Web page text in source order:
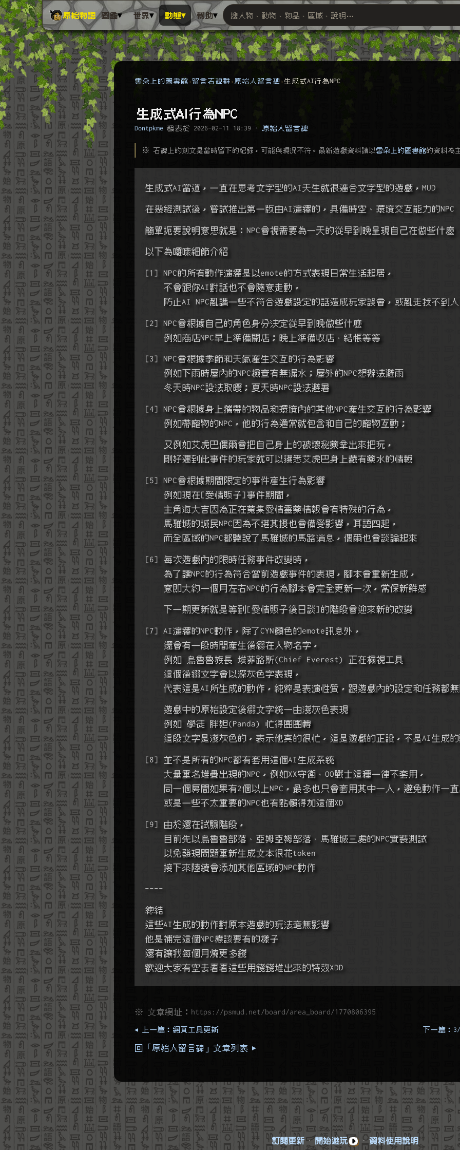
原始物語 圖鑑▾ 世界▾ 動態▾ 幫助▾
搜尋萬物索引
搜人物、動物、物品、區域、說明⋯
雲朵上的圖書館 留言石碑群 原始人留言碑 生成式AI行為NPC
生成式AI行為NPC
Dontpkme 發表於 2026-02-11 18:39 · 原始人留言碑
※ 石碑上的刻文是當時留下的紀錄，可能與現況不符。最新遊戲資料請以 雲朵上的圖書館的資料為
生成式AI當道，一直在思考文字型的AI天生就很適合文字型的遊戲，MUD
在幾經測試後，嘗試推出第一版由AI演繹的，具備時空、環境交互能力的NPC
簡單扼要說明意思就是：NPC會視需要為一天的從早到晚呈現自己在做些什麼
以下為囉嗦細節介紹
[1] NPC的所有動作演繹是以emote的方式表現日常生活起居，
    不會跟你AI對話也不會隨意走動，
    防止AI NPC亂講一些不符合遊戲設定的話造成玩家誤會，或亂走找不到人
[2] NPC會根據自己的角色身分決定從早到晚做些什麼
    例如商店NPC早上準備開店；晚上準備收店、結帳等等
[3] NPC會根據季節和天氣產生交互的行為影響
    例如下雨時屋內的NPC檢查有無漏水；屋外的NPC想辦法避雨
    冬天時NPC設法取暖；夏天時NPC設法避暑
[4] NPC會根據身上攜帶的物品和環境內的其他NPC產生交互的行為影響
    例如帶寵物的NPC，他的行為通常就包含和自己的寵物互動；
    又例如艾虎巴偶爾會把自己身上的破壞秘藥拿出來把玩，
    剛好遇到此事件的玩家就可以獲悉艾虎巴身上藏有藥水的情報
[5] NPC會根據期間限定的事件產生行為影響
    例如現在[愛情販子]事件期間，
    主角海大吉因為正在蒐集愛情靈藥情報會有特殊的行為，
    馬雅城的城民NPC因為不堪其擾也會備受影響，耳語四起，
    而全區域的NPC都聽說了馬雅城的馬路消息，偶爾也會談論起來
[6] 每次遊戲內的限時任務事件改變時，
    為了讓NPC的行為符合當前遊戲事件的表現，腳本會重新生成，
    意即大約一個月左右NPC的行為腳本會完全更新一次，常保新鮮感
    下一期更新就是等到[愛情販子後日談]的階段會迎來新的改變
[7] AI演繹的NPC動作，除了CYN顏色的emote訊息外，
    還會有一段時間產生後綴在人物名字，
    例如 烏魯魯族長 埃菲路斯(Chief Everest) 正在檢視工具
    這個後綴文字會以深灰色字表現，
代表這是AI所生成的動作，純粹是表演性質，跟遊戲內的設定和任務都
    遊戲中的原始設定後綴文字統一由淺灰色表現
    例如 學徒 胖妲(Panda) 忙得團團轉
這段文字是淺灰色的，表示他真的很忙，這是遊戲的正設，不是AI生成
[8] 並不是所有的NPC都有套用這個AI生成系統
    大量重名堆疊出現的NPC，例如XX守衛、OO戰士這種一律不套用，
同一個房間如果有2個以上NPC，最多也只會套用其中一人，避免動作一
    或是一些不太重要的NPC也有點懶得加這個XD
[9] 由於還在試驗階段，
    目前先以烏魯魯部落、亞姆亞姆部落、馬雅城三處的NPC實裝測試
    以免發現問題重新生成文本很花token
    接下來陸續會添加其他區域的NPC動作
----
總結
這些AI生成的動作對原本遊戲的玩法毫無影響
他是補完這個NPC應該要有的樣子
還有讓我每個月燒更多錢
歡迎大家有空去看看這些用錢錢堆出來的特效XDD
※ 文章網址： https://psmud.net/board/area_board/1770806395
◂ 上一篇：網頁工具更新 下一篇：
回「原始人留言碑」文章列表 ▸
訂閱更新 · 開始遊玩 · 資料使用說明